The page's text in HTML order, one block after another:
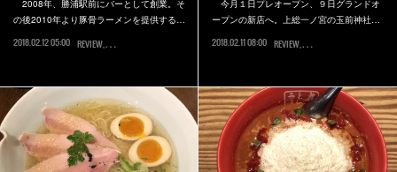
2008年、勝浦駅前にバーとして創業。そ
の後2010年より豚骨ラーメンを提供する…
2018.02.12 05:00 REVIEW 勝浦市
今月１日プレオープン、９日グランドオ
ープンの新店へ。上総一ノ宮の玉前神社…
2018.02.11 08:00 REVIEW 長生郡